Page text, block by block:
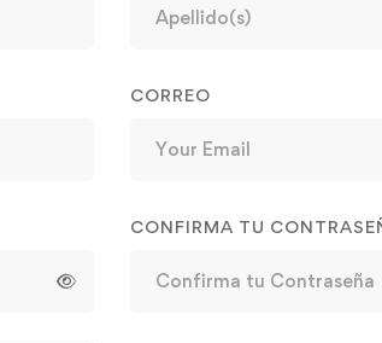
CORREO
CONFIRMA TU